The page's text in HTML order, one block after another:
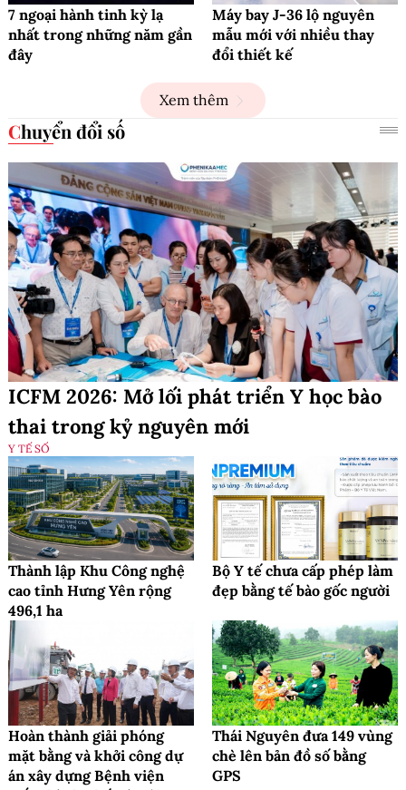
7 ngoại hành tinh kỳ lạ
nhất trong những năm gần
đây
Máy bay J-36 lộ nguyên
mẫu mới với nhiều thay
đổi thiết kế
Xem thêm
Chuyển đổi số
ICFM 2026: Mở lối phát triển Y học bào
thai trong kỷ nguyên mới
Y TẾ SỐ
Thành lập Khu Công nghệ
cao tỉnh Hưng Yên rộng
496,1 ha
Bộ Y tế chưa cấp phép làm
đẹp bằng tế bào gốc người
Hoàn thành giải phóng
mặt bằng và khởi công dự
án xây dựng Bệnh viện
Thái Nguyên đưa 149 vùng
chè lên bản đồ số bằng
GPS